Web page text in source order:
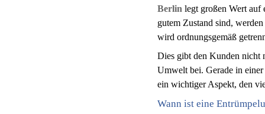
Berlin legt großen Wert auf
gutem Zustand sind,
wird ordnungsgemäß
Dies gibt den Kunden nicht
Umwelt bei. Gerade in
ein wichtiger Aspekt, den
Wann ist eine